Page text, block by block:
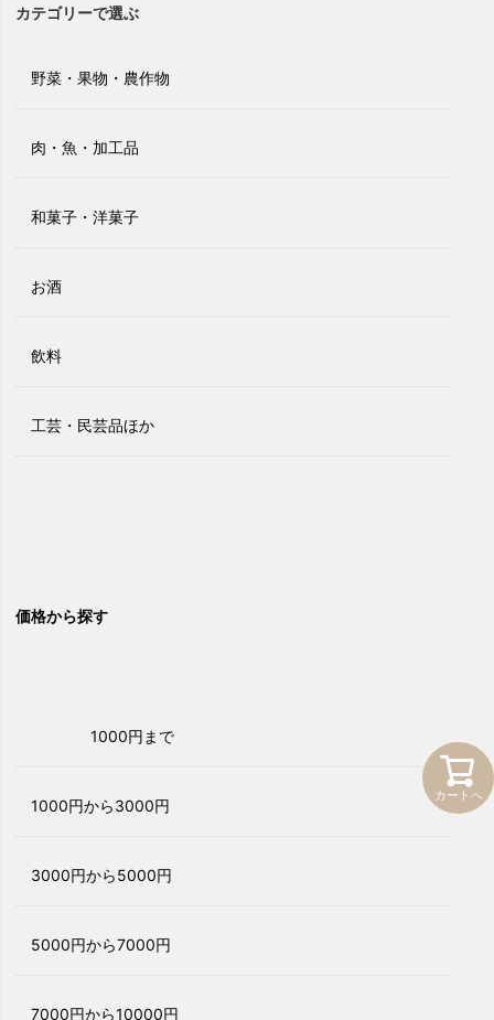
カテゴリーで選ぶ
野菜・果物・農作物
肉・魚・加工品
和菓子・洋菓子
お酒
飲料
工芸・民芸品ほか
価格から探す
1000円まで
1000円から3000円
3000円から5000円
5000円から7000円
7000円から10000円
カートへ